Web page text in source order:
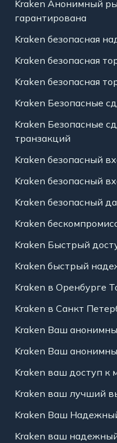
Kraken Анонимный
гарантирована
Kraken безопасная
Kraken безопасная
Kraken безопасная
Kraken Безопасные
Kraken Безопасные
транзакций
Kraken безопасный
Kraken безопасный
Kraken безопасный
Kraken
Kraken Быстрый
Kraken быстрый
Kraken в Оренбурге
Kraken в Санкт
Kraken Ваш
Kraken Ваш
Kraken ваш доступ к
Kraken ваш лучший
Kraken Ваш
Kraken ваш